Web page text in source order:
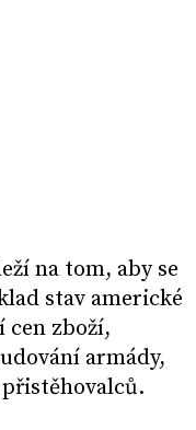
na tom, aby se
stav americké
cen zboží,
armády,